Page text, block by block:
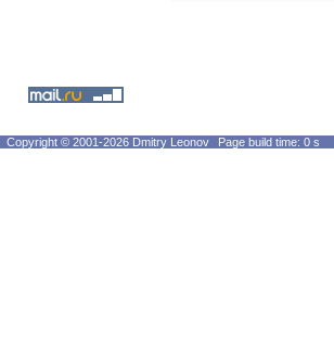
Copyright © 2001-2026 Dmitry Leonov Page build time: 0 s